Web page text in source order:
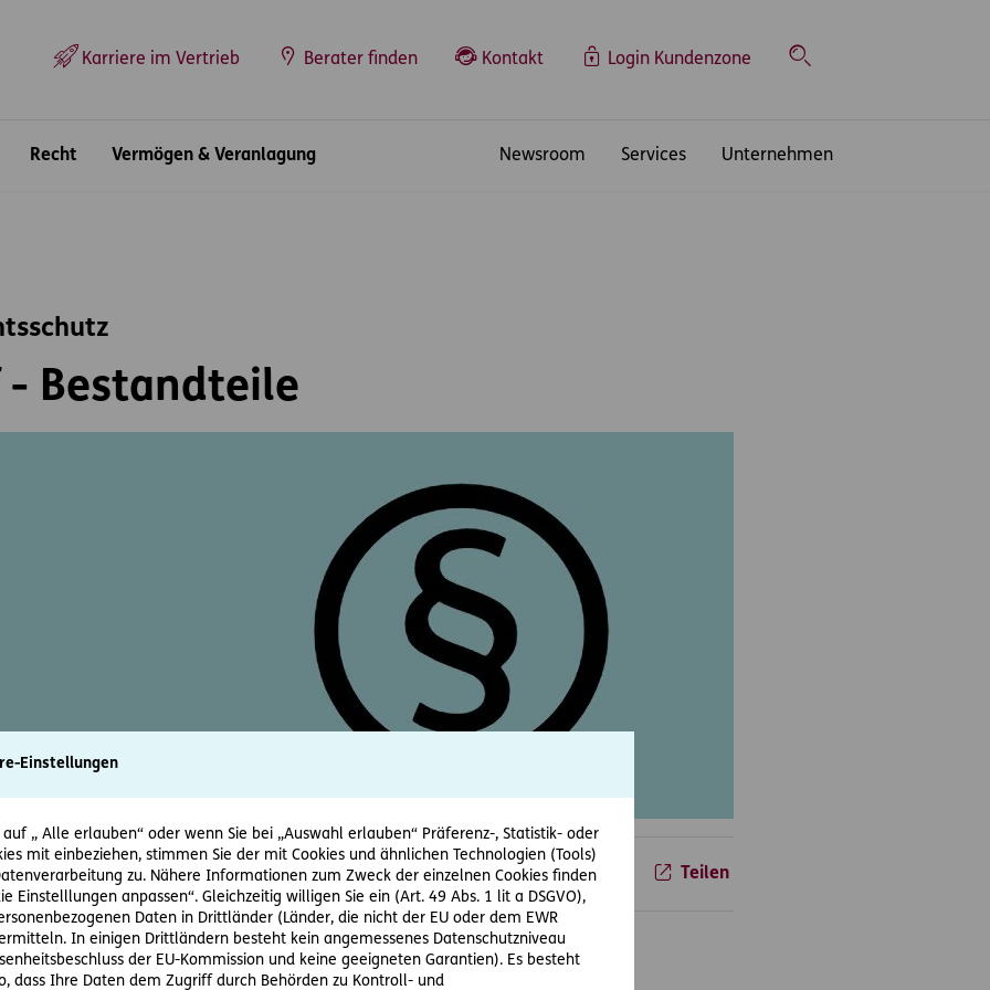
Einstellungen
„ Alle erlauben“ oder wenn Sie bei „Auswahl erlauben“ Präferenz-, Statistik- oder
mit einbeziehen, stimmen Sie der mit Cookies und ähnlichen Technologien (Tools)
zu. Nähere Informationen zum Zweck der einzelnen Cookies finden
Einstelllungen anpassen“. Gleichzeitig willigen Sie ein (Art. 49 Abs. 1 lit a DSGVO),
Daten in Drittländer (Länder, die nicht der EU oder dem EWR
In einigen Drittländern besteht kein angemessenes Datenschutzniveau
der EU-Kommission und keine geeigneten Garantien). Es besteht
dass Ihre Daten dem Zugriff durch Behörden zu Kontroll- und
Karriere im Vertrieb Berater finden Kontakt Login Kundenzone
Suche
Recht Vermögen & Veranlagung Newsroom Services Unternehmen
Bestandteile
06.07.2017 Teilen
umfasst? – EuGH stellt klar!